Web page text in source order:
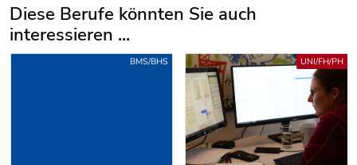
Diese Berufe könnten Sie auch
interessieren ...
Uber weitere Berufsvorschläge
BMS/BHS UNI/FH/PH